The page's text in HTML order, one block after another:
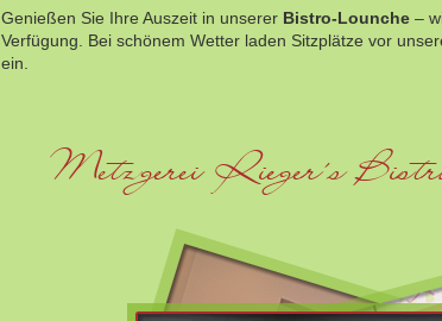
Genießen Sie Ihre Auszeit in unserer Bistro-Lounche–
Verfügung. Bei schönem Wetter laden Sitzplätze vor
ein.
Metzgerei Rieger´s